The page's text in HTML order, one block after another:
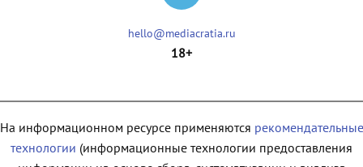
hello@mediacratia.ru
18+
На информационном ресурсе применяются рекомендательные
технологии (информационные технологии предоставления